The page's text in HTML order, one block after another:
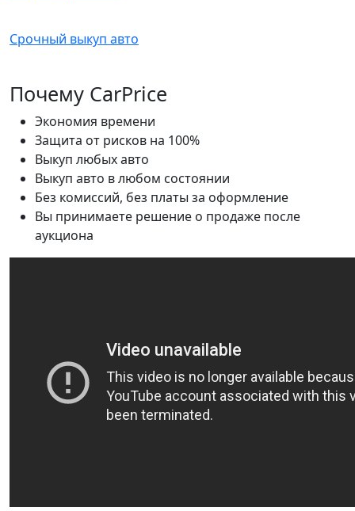
Срочный выкуп авто
Почему CarPrice
Экономия времени
Защита от рисков на 100%
Выкуп любых авто
Выкуп авто в любом состоянии
Без комиссий, без платы за оформление
Вы принимаете решение о продаже после
аукциона